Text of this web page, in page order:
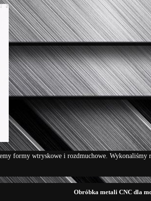
formy wtryskowe i rozdmuchowe. Wykonaliśmy
Obróbka metali CNC dla